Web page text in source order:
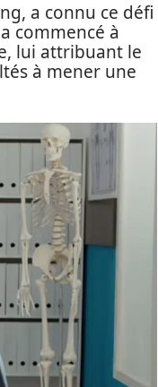
a connu ce défi
commencé à
lui attribuant le
à mener une